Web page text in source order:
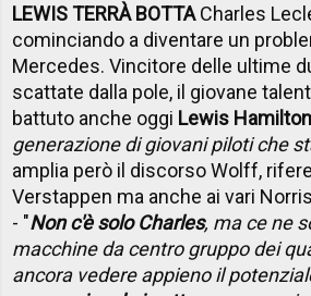
LEWIS TERRÀ BOTTACharles
cominciando a diventare un
Mercedes. Vincitore delle ultime
scattate dalla pole, il giovane
battuto anche oggi Lewis Hamilton
generazione di giovani piloti che
amplia però il discorso Wolff,
Verstappen ma anche ai vari
- "Non c'è solo Charles, ma ce ne
macchine da centro gruppo dei
ancora vedere appieno il